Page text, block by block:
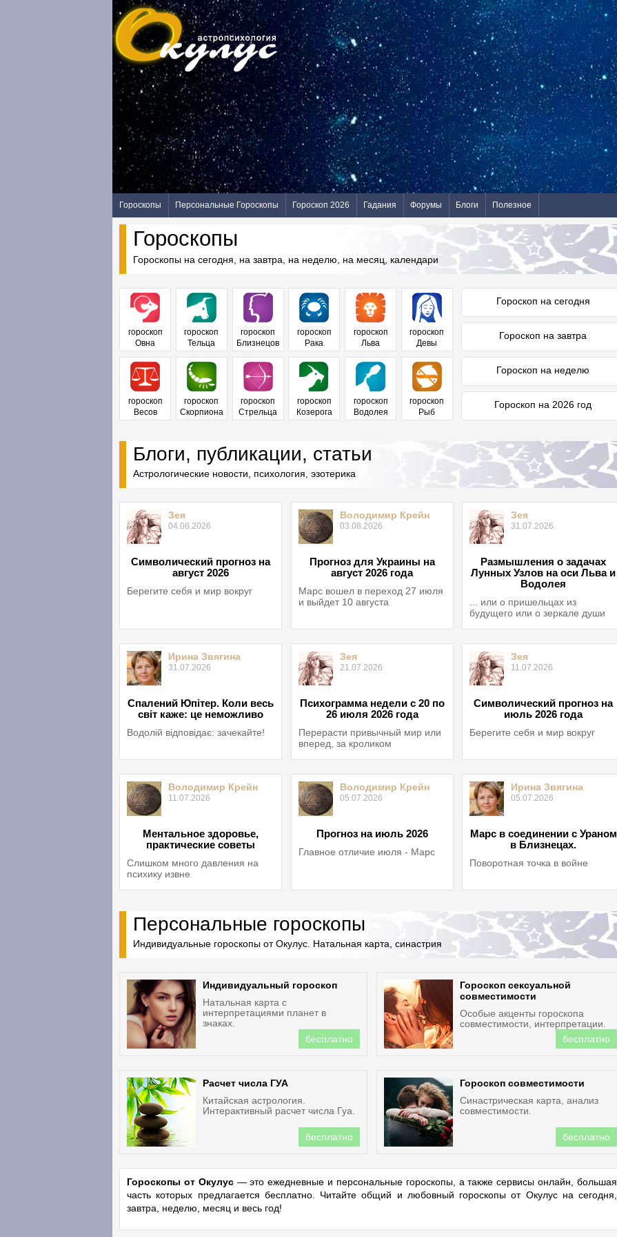
Гороскопы Персональные Гороскопы Гороскоп 2026 Гадания Форумы Блоги Полезное
Гороскопы
Гороскопы на сегодня, на завтра, на неделю, на месяц, календари
гороскоп
Овна
гороскоп
Тельца
гороскоп
Близнецов
гороскоп
Рака
гороскоп
Льва
гороскоп
Девы
гороскоп
Весов
гороскоп
Скорпиона
гороскоп
Стрельца
гороскоп
Козерога
гороскоп
Водолея
гороскоп
Рыб
Гороскоп на сегодня
Гороскоп на завтра
Гороскоп на неделю
Гороскоп на 2026 год
Блоги, публикации, статьи
Астрологические новости, психология, эзотерика
Зея
04.08.2026
Символический прогноз на
август 2026
Берегите себя и мир вокруг
Володимир Крейн
03.08.2026
Прогноз для Украины на
август 2026 года
Марс вошел в переход 27 июля
и выйдет 10 августа
Зея
31.07.2026
Размышления о задачах
Лунных Узлов на оси Льва и
Водолея
... или о пришельцах из
будущего или о зеркале души
Ирина Звягина
31.07.2026
Спалений Юпітер. Коли весь
світ каже: це неможливо
Водолій відповідає: зачекайте!
Зея
21.07.2026
Психограмма недели с 20 по
26 июля 2026 года
Перерасти привычный мир или
вперед, за кроликом
Зея
11.07.2026
Символический прогноз на
июль 2026 года
Берегите себя и мир вокруг
Володимир Крейн
11.07.2026
Ментальное здоровье,
практические советы
Слишком много давления на
психику извне
Володимир Крейн
05.07.2026
Прогноз на июль 2026
Главное отличие июля - Марс
Ирина Звягина
05.07.2026
Марс в соединении с Ураном
в Близнецах.
Поворотная точка в войне
Персональные гороскопы
Индивидуальные гороскопы от Окулус. Натальная карта, синастрия
Индивидуальный гороскоп
Натальная карта с
интерпретациями планет в
знаках.
бесплатно
Гороскоп сексуальной
совместимости
Особые акценты гороскопа
совместимости, интерпретации.
бесплатно
Расчет числа ГУА
Китайская астрология.
Интерактивный расчет числа Гуа.
бесплатно
Гороскоп совместимости
Синастрическая карта, анализ
совместимости.
бесплатно
Гороскопы от Окулус— это ежедневные и персональные гороскопы, а также сервисы онлайн, большая
часть которых предлагается бесплатно. Читайте общий и любовный гороскопы от Окулус на сегодня,
завтра, неделю, месяц и весь год!